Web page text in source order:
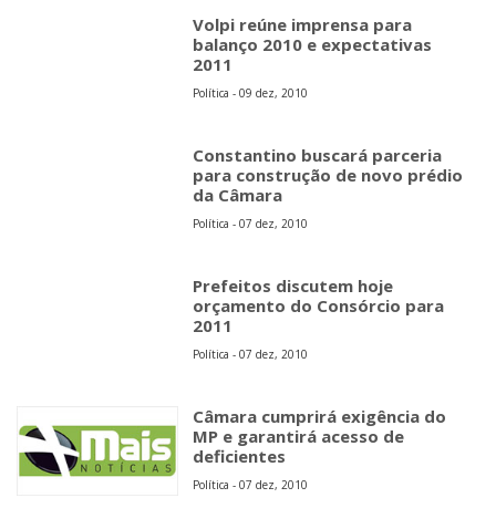
Volpi reúne imprensa para
balanço 2010 e expectativas
2011
Política - 09 dez, 2010
Constantino buscará parceria
para construção de novo prédio
da Câmara
Política - 07 dez, 2010
Prefeitos discutem hoje
orçamento do Consórcio para
2011
Política - 07 dez, 2010
Câmara cumprirá exigência do
MP e garantirá acesso de
deficientes
Política - 07 dez, 2010